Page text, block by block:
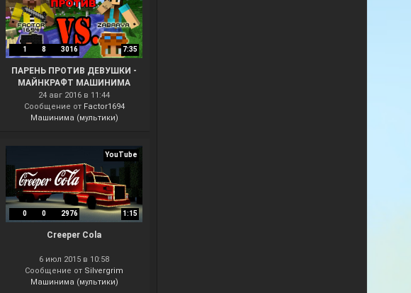
1 8 3016 7:35
ПАРЕНЬ ПРОТИВ ДЕВУШКИ -
МАЙНКРАФТ МАШИНИМА
24 авг 2016 в 11:44
Сообщение от Factor1694
Машинима (мультики)
YouTube
0 0 2976 1:15
Creeper Cola
6 июл 2015 в 10:58
Сообщение от Silvergrim
Машинима (мультики)